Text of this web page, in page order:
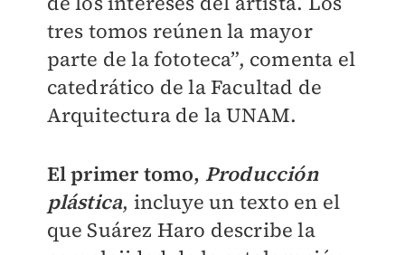
tres tomos reúnen la mayor
parte de la fototeca”, comenta el
catedrático de la Facultad de
Arquitectura de la UNAM.
El primer tomo, Producción
plástica, incluye un texto en el
que Suárez Haro describe la